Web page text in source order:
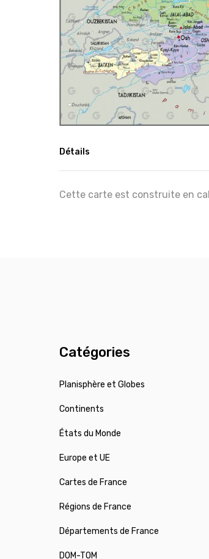
Détails
Cette carte est construite en
Catégories
Planisphère et Globes
Continents
États du Monde
Europe et UE
Cartes de France
Régions de France
Départements de France
DOM-TOM